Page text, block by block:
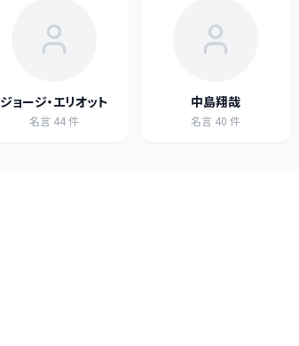
ジョージ・エリオット
名言 44件
中島翔哉
名言 40 件